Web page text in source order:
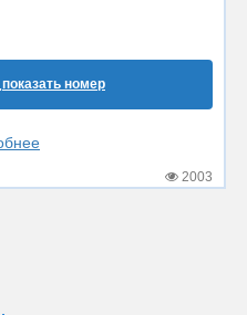
показать номер
2003